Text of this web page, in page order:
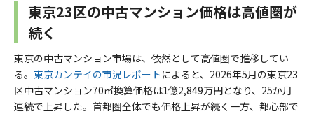
東京23区の中古マンション価格は高値圏が
続く
東京の中古マンション市場は、依然として高値圏で推移してい
る。 東京カンテイの市況レポート によると、2026年5月の東京23
区中古マンション70㎡換算価格は1億2,849万円となり、25か月
連続で上昇した。首都圏全体でも価格上昇が続く一方、都心部で